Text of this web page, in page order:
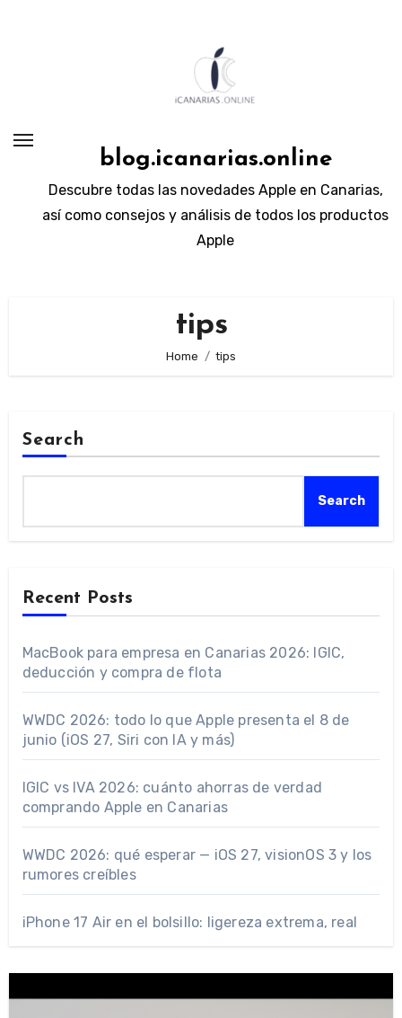
blog.icanarias.online
Descubre todas las novedades Apple en Canarias,
así como consejos y análisis de todos los productos
Apple
tips
Home tips
Search
Search
Recent Posts
MacBook para empresa en Canarias 2026: IGIC,
deducción y compra de flota
WWDC 2026: todo lo que Apple presenta el 8 de
junio (iOS 27, Siri con IA y más)
IGIC vs IVA 2026: cuánto ahorras de verdad
comprando Apple en Canarias
WWDC 2026: qué esperar — iOS 27, visionOS 3 y los
rumores creíbles
iPhone 17 Air en el bolsillo: ligereza extrema, real